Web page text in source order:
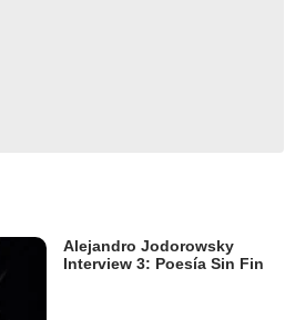
Alejandro Jodorowsky
Interview 3: Poesía Sin Fin